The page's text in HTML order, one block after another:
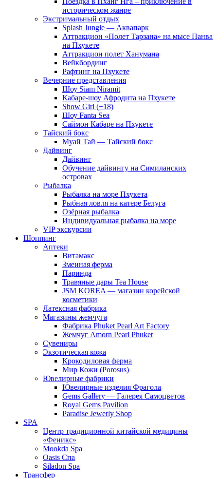
историческом жанре
Экстримальный отдых
Splash Jungle — Аквапарк
Аттракцион «Полет Тарзана» на мысе Панва
на Пхукете
Аттракцион полет Ханумана
Вейкбординг
Рафтинг на Пхукете
Вечерние представления
Шоу Siam Niramit
Кабаре-шоу Афродита на Пхукете
Show Girl (+18)
Шоу Fanta Sea
Саймон Кабаре на Пхукете
Тайский бокс
Муай Тай — Тайский бокс
Дайвинг
Дайвинг
Обучение дайвингу на Симиланских
островах
Рыбалка
Рыбалка на море Пхукета
Рыбная ловля на катере Белуга
Озёрная рыбалка
Индивидуальная рыбалка на море
VIP экскурсии
Шоппинг
Аптеки
Витамакс
Змеиная ферма
Паринда
Травяные дары Tea House
JSM KOREA — магазин корейской
косметики
Латексная фабрика
Магазины жемчуга
Фабрика Phuket Pearl Art Factory
Жемчуг Amorn Pearl Phuket
Сувениры
Экзотическая кожа
Крокодиловая ферма
Мир Кожи (Porosus)
Ювелирные фабрики
Ювелирные изделия Фрагола
Gems Gallery — Галерея Самоцветов
Royal Gems Pavilion
Paradise Jewerly Shop
SPA
Центр традиционной китайской медицины
«Феникс»
Mookda Spa
Oasis Спа
Siladon Spa
Трансфер